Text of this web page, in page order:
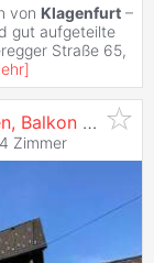
von Klagenfurt –
gut aufgeteilte
Straße 65,
]
Charmantes Einfamilienhaus mit Garten, Balkon & Garage in
4 Zimmer